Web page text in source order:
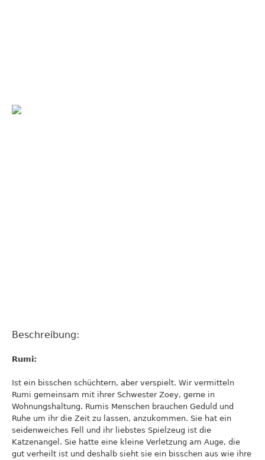
Beschreibung:
Rumi:
Ist ein bisschen schüchtern, aber verspielt. Wir vermitteln
Rumi gemeinsam mit ihrer Schwester Zoey, gerne in
Wohnungshaltung. Rumis Menschen brauchen Geduld und
Ruhe um ihr die Zeit zu lassen, anzukommen. Sie hat ein
seidenweiches Fell und ihr liebstes Spielzeug ist die
Katzenangel. Sie hatte eine kleine Verletzung am Auge, die
gut verheilt ist und deshalb sieht sie ein bisschen aus wie ihre